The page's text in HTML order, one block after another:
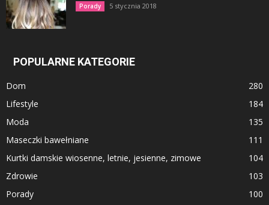
Porady 5 stycznia 2018
POPULARNE KATEGORIE
Dom
280
Lifestyle
184
Moda
135
Maseczki bawełniane
111
Kurtki damskie wiosenne, letnie, jesienne, zimowe
104
Zdrowie
103
Porady
100